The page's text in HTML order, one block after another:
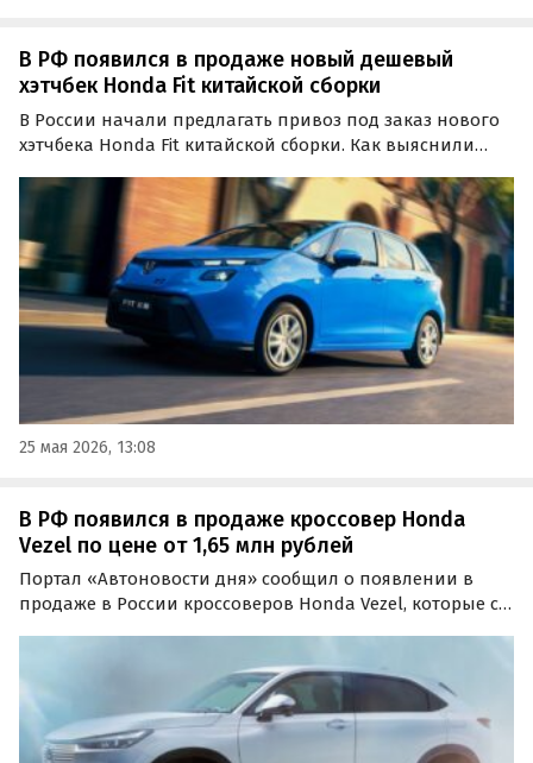
В РФ появился в продаже новый дешевый
хэтчбек Honda Fit китайской сборки
В России начали предлагать привоз под заказ нового
хэтчбека Honda Fit китайской сборки. Как выяснили
классифайдах, заказать его сегодня можно минимум в
двух местах, а цены стартуют от 1 600 000 рублей.
25 мая 2026, 13:08
В РФ появился в продаже кроссовер Honda
Vezel по цене от 1,65 млн рублей
Портал «Автоновости дня» сообщил о появлении в
продаже в России кроссоверов Honda Vezel, которые с
классифайдов сейчас стартуют от 1 650 000 рублей.